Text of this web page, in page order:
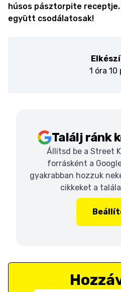
húsos pásztorpite receptje.
együtt csodálatosak!
1 óra 10
Találj ránk
Állítsd be a Street
forrásként a
gyakrabban hozzuk
cikkeket a